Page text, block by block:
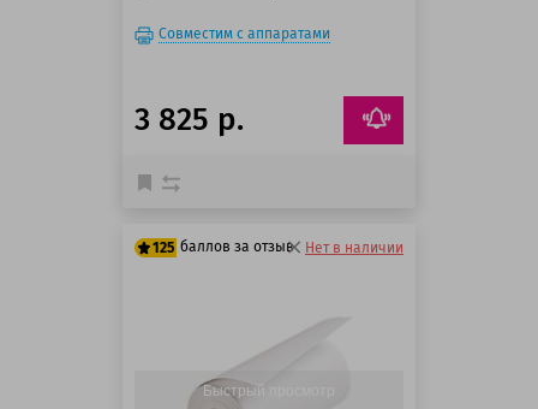
Совместим с аппаратами
3 825 р.
125 баллов за отзыв Нет в наличии
Быстрый просмотр